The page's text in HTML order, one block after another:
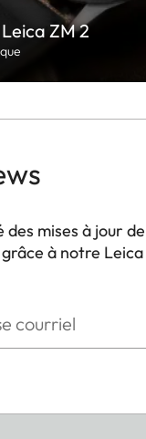
ZM 2
des mises à jour
à notre